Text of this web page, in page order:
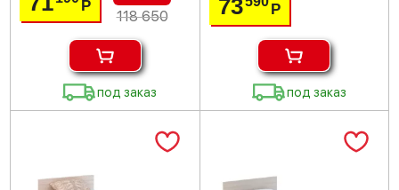
Р
118 650
под заказ
73 Р
под заказ